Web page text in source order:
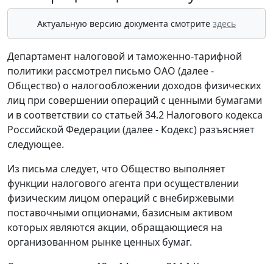
Актуальную версию документа смотрите здесь
Департамент налоговой и таможенно-тарифной
политики рассмотрел письмо ОАО (далее -
Общество) о налогообложении доходов физических
лиц при совершении операций с ценными бумагами
и в соответствии со статьей 34.2 Налогового кодекса
Российской Федерации (далее - Кодекс) разъясняет
следующее.
Из письма следует, что Общество выполняет
функции налогового агента при осуществлении
физическим лицом операций с внебиржевыми
поставочными опционами, базисным активом
которых являются акции, обращающиеся на
организованном рынке ценных бумаг.